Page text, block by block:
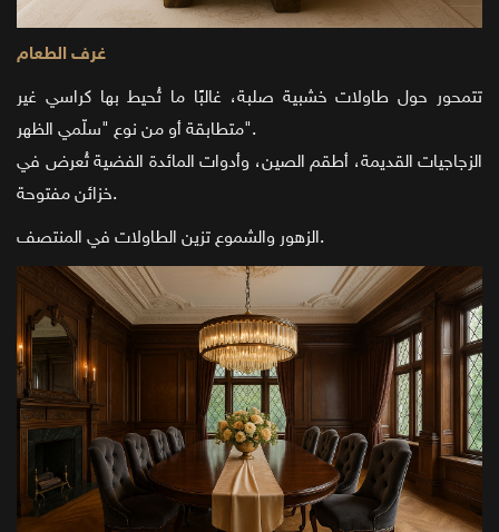
غرف الطعام
تتمحور حول طاولات خشبية صلبة، غالبًا ما تُحيط بها كراسي غير
متطابقة أو من نوع "سلّمي الظهر".
الزجاجيات القديمة، أطقم الصين، وأدوات المائدة الفضية تُعرض في
خزائن مفتوحة.
الزهور والشموع تزين الطاولات في المنتصف.